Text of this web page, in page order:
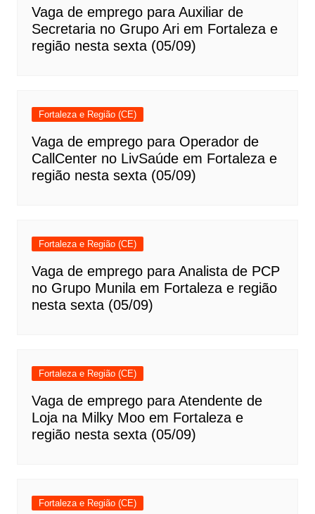
Vaga de emprego para Auxiliar de
Secretaria no Grupo Ari em Fortaleza e
região nesta sexta (05/09)
Fortaleza e Região (CE)
Vaga de emprego para Operador de
CallCenter no LivSaúde em Fortaleza e
região nesta sexta (05/09)
Fortaleza e Região (CE)
Vaga de emprego para Analista de PCP
no Grupo Munila em Fortaleza e região
nesta sexta (05/09)
Fortaleza e Região (CE)
Vaga de emprego para Atendente de
Loja na Milky Moo em Fortaleza e
região nesta sexta (05/09)
Fortaleza e Região (CE)